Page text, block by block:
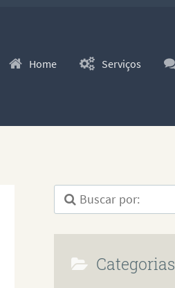
Pular para o conteúdo
Home Serviços
Categorias